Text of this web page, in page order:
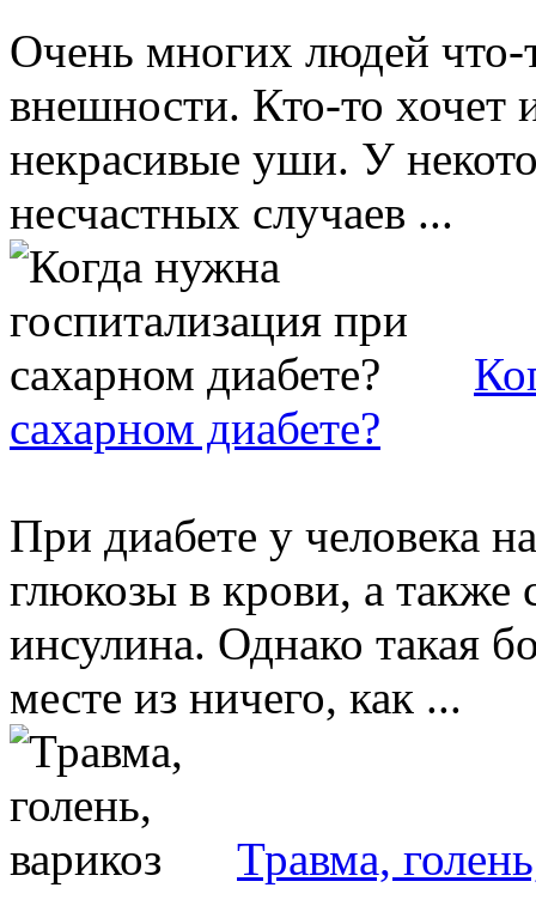
Очень многих людей что-
внешности. Кто-то хочет
некрасивые уши. У
несчастных случаев ...
сахарном диабете?
При диабете у человека
глюкозы в крови, а также
инсулина. Однако такая
месте из ничего, как ...
Травма,